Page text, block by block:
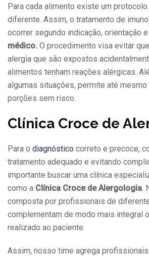
Para cada alimento existe um
diferente. Assim, o tratamento de
ocorrer segundo indicação, orientação e
médico. O procedimento visa evitar
alergia que são expostos
alimentos tenham reações alérgicas.
algumas situações, permite até mesmo
porções sem risco.
Clínica Croce de
Para o diagnóstico correto e precoce,
tratamento adequado e evitando
importante buscar uma clínica
como a Clínica Croce de Alergologia
composta por profissionais de
complementam de modo mais integral
realizado ao paciente.
Assim, nosso time agrega